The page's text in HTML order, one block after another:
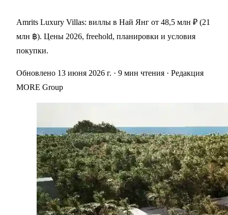
Amrits Luxury Villas: виллы в Най Янг от 48,5 млн ₽ (21
млн ฿). Цены 2026, freehold, планировки и условия
покупки.
Обновлено 13 июня 2026 г. · 9 мин чтения · Редакция
MORE Group